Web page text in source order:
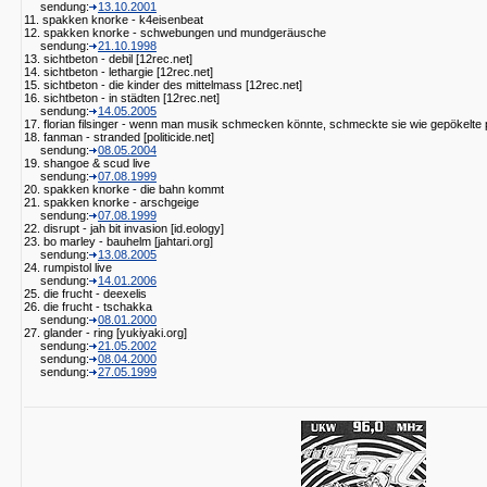
sendung:
13.10.2001
11. spakken knorke - k4eisenbeat
12. spakken knorke - schwebungen und mundgeräusche
sendung:
21.10.1998
13. sichtbeton - debil [12rec.net]
14. sichtbeton - lethargie [12rec.net]
15. sichtbeton - die kinder des mittelmass [12rec.net]
16. sichtbeton - in städten [12rec.net]
sendung:
14.05.2005
17. florian filsinger - wenn man musik schmecken könnte, schmeckte sie wie gepökelte
18. fanman - stranded [politicide.net]
sendung:
08.05.2004
19. shangoe & scud live
sendung:
07.08.1999
20. spakken knorke - die bahn kommt
21. spakken knorke - arschgeige
sendung:
07.08.1999
22. disrupt - jah bit invasion [id.eology]
23. bo marley - bauhelm [jahtari.org]
sendung:
13.08.2005
24. rumpistol live
sendung:
14.01.2006
25. die frucht - deexelis
26. die frucht - tschakka
sendung:
08.01.2000
27. glander - ring [yukiyaki.org]
sendung:
21.05.2002
sendung:
08.04.2000
sendung:
27.05.1999